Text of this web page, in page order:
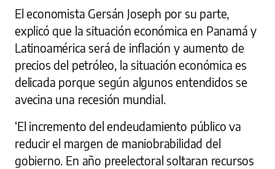
El economista Gersán Joseph por su parte,
explicó que la situación económica en Panamá y
Latinoamérica será de inflación y aumento de
precios del petróleo, la situación económica es
delicada porque según algunos entendidos se
avecina una recesión mundial.
‘El incremento del endeudamiento público va
reducir el margen de maniobrabilidad del
gobierno. En año preelectoral soltaran recursos